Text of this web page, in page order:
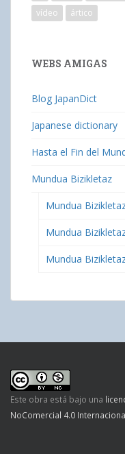
vídeo
ártico
WEBS AMIGAS
Blog JapanDict
Japanese dictionary
Hasta el Fin del
Mundua Bizikletaz
Mundua
Mundua
Mundua
Este obra está bajo una
NoComercial 4.0